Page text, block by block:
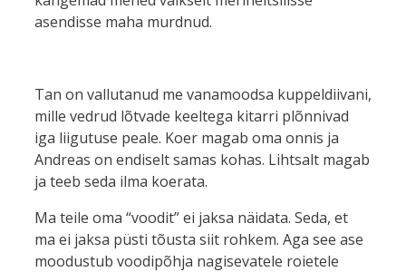
asendisse maha murdnud.
Tan on vallutanud me vanamoodsa kuppeldiivani,
mille vedrud lõtvade keeltega kitarri plõnnivad
iga liigutuse peale. Koer magab oma onnis ja
Andreas on endiselt samas kohas. Lihtsalt magab
ja teeb seda ilma koerata.
Ma teile oma “voodit” ei jaksa näidata. Seda, et
ma ei jaksa püsti tõusta siit rohkem. Aga see ase
moodustub voodipõhja nagisevatele roietele